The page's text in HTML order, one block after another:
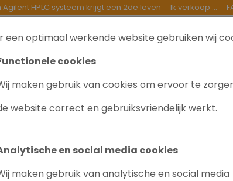
een optimaal werkende website gebruiken wij
cookies
maken gebruik van cookies om ervoor te
website correct en gebruiksvriendelijk werkt.
en social media cookies
maken gebruik van analytische en social media
Agilent HPLC systeem krijgt een 2de leven Ik verkoop ...
INKOOP GOEDE DOELEN OVER ONS
Trace 1310 & Injector AI 1310 & autosampler AS 1310
THERMO
INJECTOR
1310